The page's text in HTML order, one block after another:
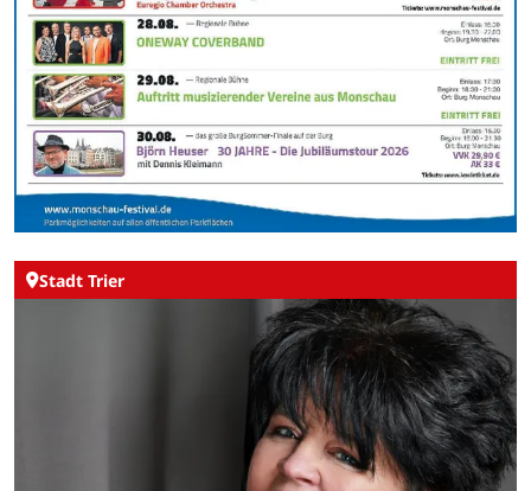
Stadt Trier